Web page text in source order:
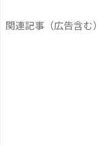
関連記事（広告含む）